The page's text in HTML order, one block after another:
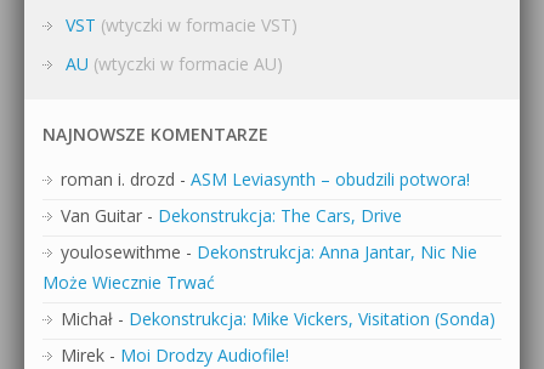
VST (wtyczki w formacie VST)
AU (wtyczki w formacie AU)
NAJNOWSZE KOMENTARZE
roman i. drozd - ASM Leviasynth – obudzili potwora!
Van Guitar - Dekonstrukcja: The Cars, Drive
youlosewithme - Dekonstrukcja: Anna Jantar, Nic Nie
Może Wiecznie Trwać
Michał - Dekonstrukcja: Mike Vickers, Visitation (Sonda)
Mirek - Moi Drodzy Audiofile!